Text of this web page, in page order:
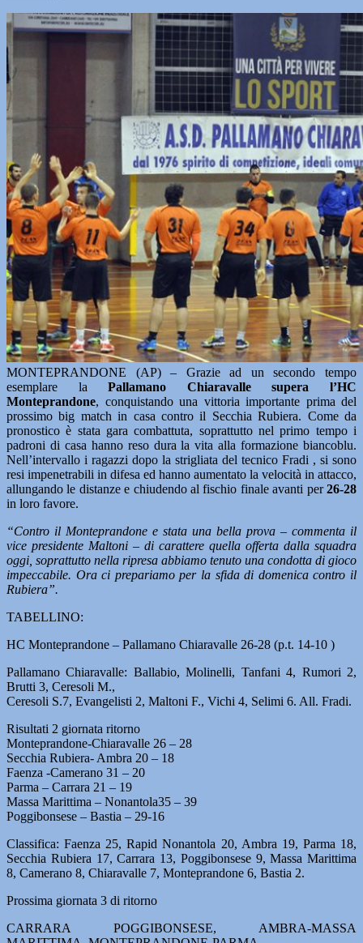
MONTEPRANDONE (AP) – Grazie ad un secondo tempo
esemplare laPallamano Chiaravalle supera l’HC
Monteprandone, conquistando una vittoria importante prima del
prossimo big match in casa contro il Secchia Rubiera. Come da
pronostico è stata gara combattuta, soprattutto nel primo tempo i
padroni di casa hanno reso dura la vita alla formazione biancoblu.
Nell’intervallo i ragazzi dopo la strigliata del tecnico Fradi , si sono
resi impenetrabili in difesa ed hanno aumentato la velocità in attacco,
allungando le distanze e chiudendo al fischio finale avanti per26-28
in loro favore.
“Contro il Monteprandone e stata una bella prova – commenta il
vice presidente Maltoni – di carattere quella offerta dalla squadra
oggi, soprattutto nella ripresa abbiamo tenuto una condotta di gioco
impeccabile. Ora ci prepariamo per la sfida di domenica contro il
Rubiera”.
TABELLINO:
HC Monteprandone – Pallamano Chiaravalle 26-28 (p.t. 14-10 )
Pallamano Chiaravalle: Ballabio, Molinelli, Tanfani 4, Rumori 2,
Brutti 3, Ceresoli M.,
Ceresoli S.7, Evangelisti 2, Maltoni F., Vichi 4, Selimi 6. All. Fradi.
Risultati 2 giornata ritorno
Monteprandone-Chiaravalle 26 – 28
Secchia Rubiera- Ambra 20 – 18
Faenza -Camerano 31 – 20
Parma – Carrara 21 – 19
Massa Marittima – Nonantola35 – 39
Poggibonsese – Bastia – 29-16
Classifica: Faenza 25, Rapid Nonantola 20, Ambra 19, Parma 18,
Secchia Rubiera 17, Carrara 13, Poggibonsese 9, Massa Marittima
8, Camerano 8, Chiaravalle 7, Monteprandone 6, Bastia 2.
Prossima giornata 3 di ritorno
CARRARA POGGIBONSESE, AMBRA-MASSA